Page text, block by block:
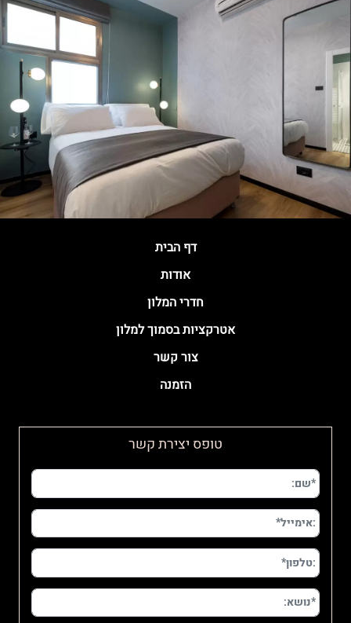
דף הבית
אודות
חדרי המלון
אטרקציות בסמוך למלון
צור קשר
הזמנה
טופס יצירת קשר